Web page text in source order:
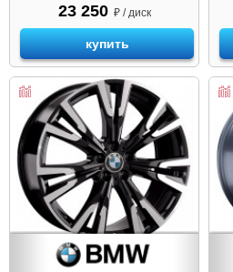
23 250 ₽ / диск
купить